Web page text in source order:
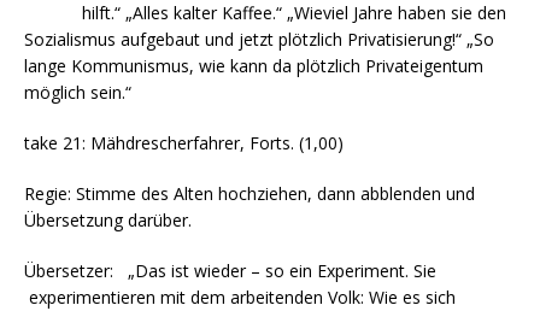
hilft.“ „Alles kalter Kaffee.“ „Wieviel Jahre haben sie den
Sozialismus aufgebaut und jetzt plötzlich Privatisierung!“ „So
lange Kommunismus, wie kann da plötzlich Privateigentum
möglich sein.“
take 21: Mähdrescherfahrer, Forts. (1,00)
Regie: Stimme des Alten hochziehen, dann abblenden und
Übersetzung darüber.
Übersetzer: „Das ist wieder – so ein Experiment. Sie
experimentieren mit dem arbeitenden Volk: Wie es sich